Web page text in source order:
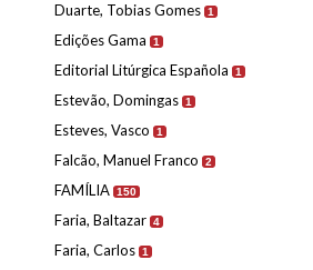
Duarte, Tobias Gomes 1
Edições Gama 1
Editorial Litúrgica Española 1
Estevão, Domingas 1
Esteves, Vasco 1
Falcão, Manuel Franco 2
FAMÍLIA 150
Faria, Baltazar 4
Faria, Carlos 1